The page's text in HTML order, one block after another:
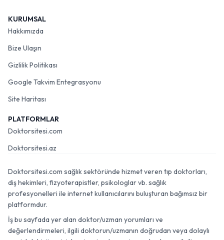
KURUMSAL
Hakkımızda
Bize Ulaşın
Gizlilik Politikası
Google Takvim Entegrasyonu
Site Haritası
PLATFORMLAR
Doktorsitesi.com
Doktorsitesi.az
Doktorsitesi.com sağlık sektöründe hizmet veren tıp doktorları,
diş hekimleri, fizyoterapistler, psikologlar vb. sağlık
profesyonelleri ile internet kullanıcılarını buluşturan bağımsız bir
platformdur.
İş bu sayfada yer alan doktor/uzman yorumları ve
değerlendirmeleri, ilgili doktorun/uzmanın doğrudan veya dolaylı